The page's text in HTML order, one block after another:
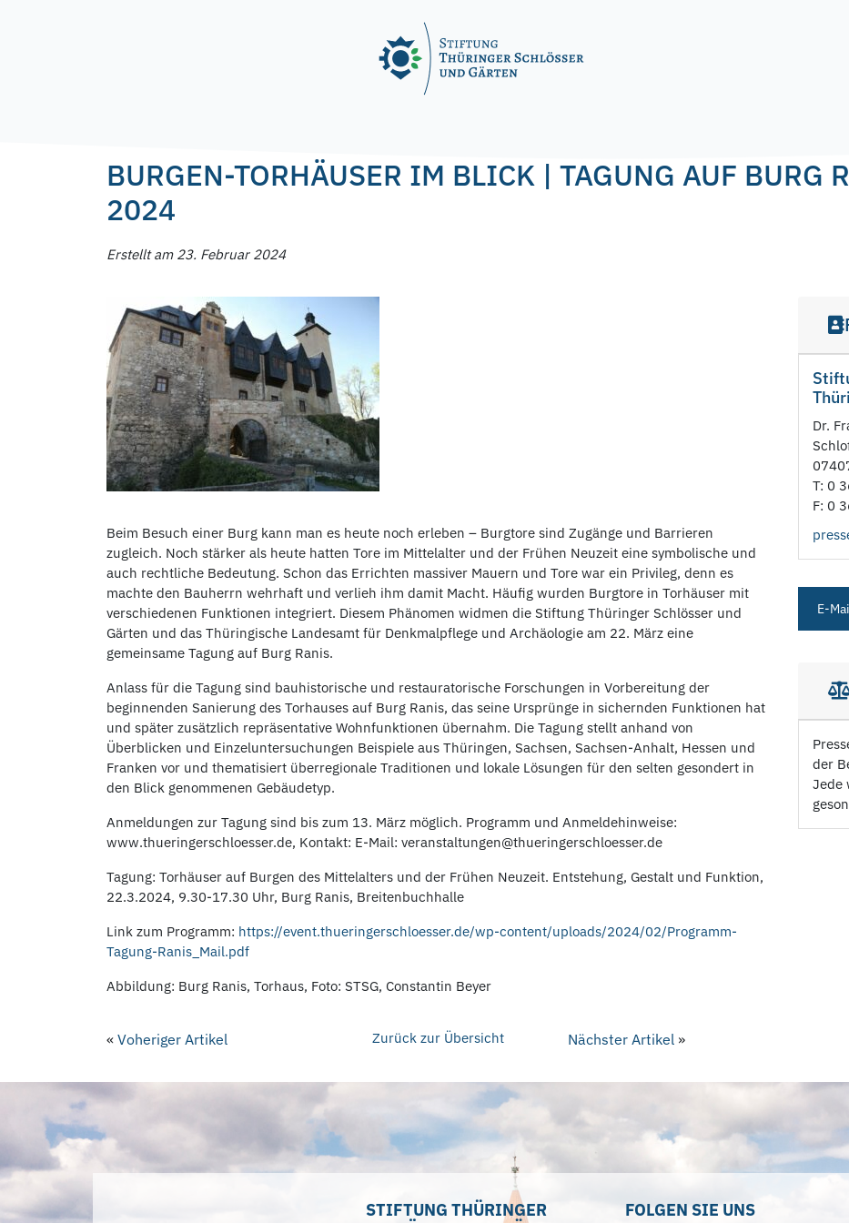
BURGEN-TORHÄUSER IM BLICK | TAGUNG AUF BURG
2024
Erstellt am 23. Februar 2024
Beim Besuch einer Burg kann man es heute noch erleben – Burgtore sind Zugänge und Barrieren
zugleich. Noch stärker als heute hatten Tore im Mittelalter und der Frühen Neuzeit eine symbolische und
auch rechtliche Bedeutung. Schon das Errichten massiver Mauern und Tore war ein Privileg, denn es
machte den Bauherrn wehrhaft und verlieh ihm damit Macht. Häufig wurden Burgtore in Torhäuser mit
verschiedenen Funktionen integriert. Diesem Phänomen widmen die Stiftung Thüringer Schlösser und
Gärten und das Thüringische Landesamt für Denkmalpflege und Archäologie am 22. März eine
gemeinsame Tagung auf Burg Ranis.
Anlass für die Tagung sind bauhistorische und restauratorische Forschungen in Vorbereitung der
beginnenden Sanierung des Torhauses auf Burg Ranis, das seine Ursprünge in sichernden Funktionen hat
und später zusätzlich repräsentative Wohnfunktionen übernahm. Die Tagung stellt anhand von
Überblicken und Einzeluntersuchungen Beispiele aus Thüringen, Sachsen, Sachsen-Anhalt, Hessen und
Franken vor und thematisiert überregionale Traditionen und lokale Lösungen für den selten gesondert in
den Blick genommenen Gebäudetyp.
Anmeldungen zur Tagung sind bis zum 13. März möglich. Programm und Anmeldehinweise:
www.thueringerschloesser.de, Kontakt: E-Mail: veranstaltungen@thueringerschloesser.de
Tagung: Torhäuser auf Burgen des Mittelalters und der Frühen Neuzeit. Entstehung, Gestalt und Funktion,
22.3.2024, 9.30-17.30 Uhr, Burg Ranis, Breitenbuchhalle
Link zum Programm: https://event.thueringerschloesser.de/wp-content/uploads/2024/02/Programm-
Tagung-Ranis_Mail.pdf
Abbildung: Burg Ranis, Torhaus, Foto: STSG, Constantin Beyer
« Voheriger Artikel Zurück zur Übersicht Nächster Artikel»
Dr.
T: 0
F: 0
E-
der
Jede
STIFTUNG THÜRINGER
FOLGEN SIE UNS